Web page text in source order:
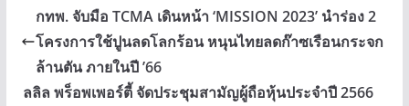
กทพ. จับมือ TCMA เดินหน้า ‘MISSION 2023’ นำร่อง 2
โครงการใช้ปูนลดโลกร้อน หนุนไทยลดก๊าซเรือนกระจก
ล้านตัน ภายในปี ’66
ลลิล พร็อพเพอร์ตี้ จัดประชุมสามัญผู้ถือหุ้นประจำปี 2566